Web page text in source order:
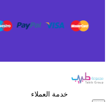
خدمة العملاء